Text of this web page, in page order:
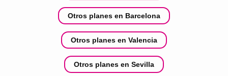
Otros planes en Barcelona
Otros planes en Valencia
Otros planes en Sevilla